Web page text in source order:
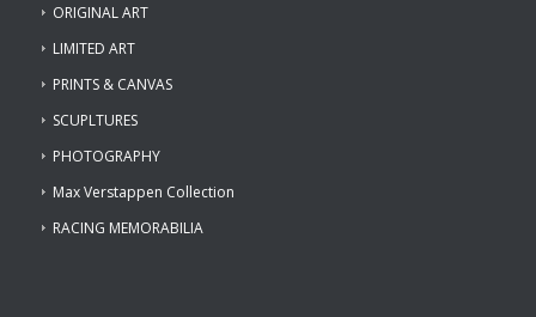
ORIGINAL ART
LIMITED ART
PRINTS & CANVAS
SCUPLTURES
PHOTOGRAPHY
Max Verstappen Collection
RACING MEMORABILIA